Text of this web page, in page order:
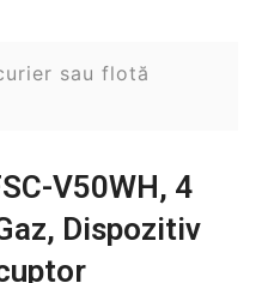
sau flotă
V50WH, 4
Dispozitiv